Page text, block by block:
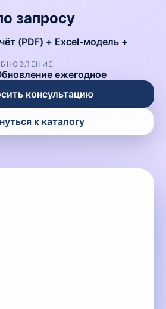
запросу
(PDF) + Excel-модель +
ежегодное
консультацию
к каталогу